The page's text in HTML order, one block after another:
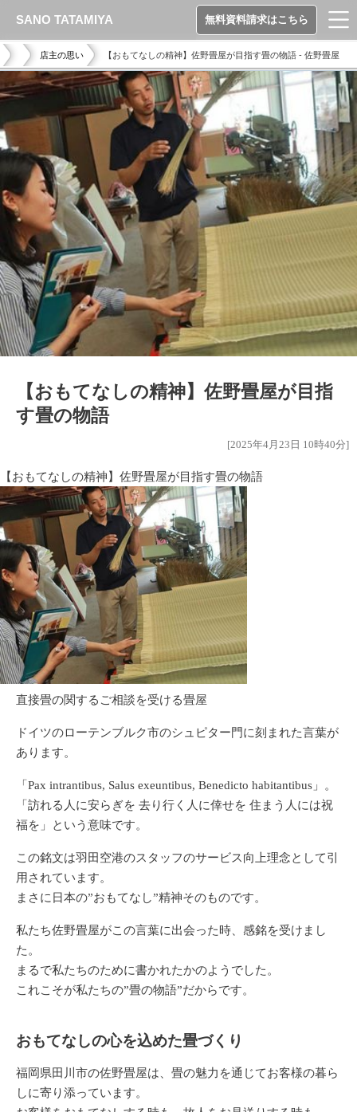
店主の思い 【おもてなしの精神】佐野畳屋が目指す畳の物語 - 佐野畳屋
【おもてなしの精神】佐野畳屋が目指
す畳の物語
[2025年4月23日 10時40分]
【おもてなしの精神】佐野畳屋が目指す畳の物語
直接畳の関するご相談を受ける畳屋
ドイツのローテンブルク市のシュピター門に刻まれた言葉が
あります。
「Pax intrantibus, Salus exeuntibus, Benedicto habitantibus」。
「訪れる人に安らぎを 去り行く人に倖せを 住まう人には祝
福を」という意味です。
この銘文は羽田空港のスタッフのサービス向上理念として引
用されています。
まさに日本の”おもてなし”精神そのものです。
私たち佐野畳屋がこの言葉に出会った時、感銘を受けまし
た。
まるで私たちのために書かれたかのようでした。
これこそが私たちの”畳の物語”だからです。
おもてなしの心を込めた畳づくり
福岡県田川市の佐野畳屋は、畳の魅力を通じてお客様の暮ら
しに寄り添っています。
SANO TATAMIYA 無料資料請求はこちら